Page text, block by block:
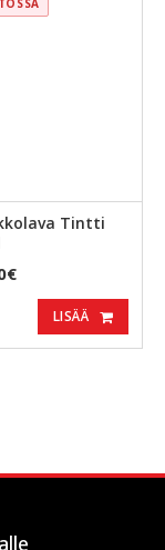
Tintti
LISÄÄ